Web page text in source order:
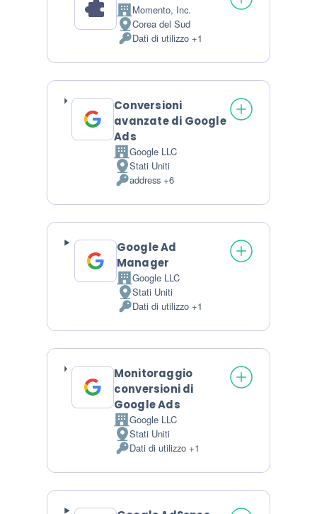
Azienda:Momento, Inc.
Luogo del trattamento:
Corea del Sud
Dati Personali trattati:
Dati di utilizzo +1
Conversioni
avanzate di Google
Ads
Azienda:
Google LLC
Luogo del trattamento:
Stati Uniti
Dati Personali trattati:
address +6
Google Ad
Manager
Azienda:Google LLC
Luogo del trattamento:
Stati Uniti
Dati Personali trattati:
Dati di utilizzo +1
Monitoraggio
conversioni di
Google Ads
Azienda:
Google LLC
Luogo del trattamento:
Stati Uniti
Dati Personali trattati:
Dati di utilizzo +1